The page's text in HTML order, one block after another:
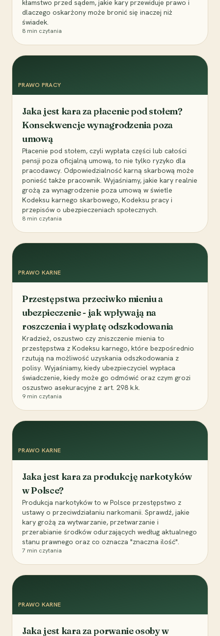
kłamstwo przed sądem, jakie kary przewiduje prawo i
dlaczego oskarżony może bronić się inaczej niż
świadek.
8 min czytania
PRAWO PRACY
Jaka jest kara za płacenie pod stołem?
Konsekwencje wynagrodzenia poza
umową
Płacenie pod stołem, czyli wypłata części lub całości
pensji poza oficjalną umową, to nie tylko ryzyko dla
pracodawcy. Odpowiedzialność karną skarbową może
ponieść także pracownik. Wyjaśniamy, jakie kary realnie
grożą za wynagrodzenie poza umową w świetle
Kodeksu karnego skarbowego, Kodeksu pracy i
przepisów o ubezpieczeniach społecznych.
8 min czytania
PRAWO KARNE
Przestępstwa przeciwko mieniu a
ubezpieczenie - jak wpływają na
roszczenia i wypłatę odszkodowania
Kradzież, oszustwo czy zniszczenie mienia to
przestępstwa z Kodeksu karnego, które bezpośrednio
rzutują na możliwość uzyskania odszkodowania z
polisy. Wyjaśniamy, kiedy ubezpieczyciel wypłaca
świadczenie, kiedy może go odmówić oraz czym grozi
oszustwo asekuracyjne z art. 298 k.k.
9 min czytania
PRAWO KARNE
Jaka jest kara za produkcję narkotyków
w Polsce?
Produkcja narkotyków to w Polsce przestępstwo z
ustawy o przeciwdziałaniu narkomanii. Sprawdź, jakie
kary grożą za wytwarzanie, przetwarzanie i
przerabianie środków odurzających według aktualnego
stanu prawnego oraz co oznacza "znaczna ilość".
7 min czytania
PRAWO KARNE
Jaka jest kara za porwanie osoby w